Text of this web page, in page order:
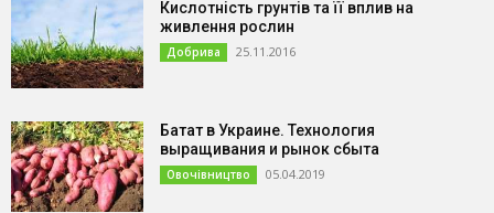
Кислотність грунтів та її вплив на
живлення рослин
Добрива 25.11.2016
Батат в Украине. Технология
выращивания и рынок сбыта
Овочівництво 05.04.2019